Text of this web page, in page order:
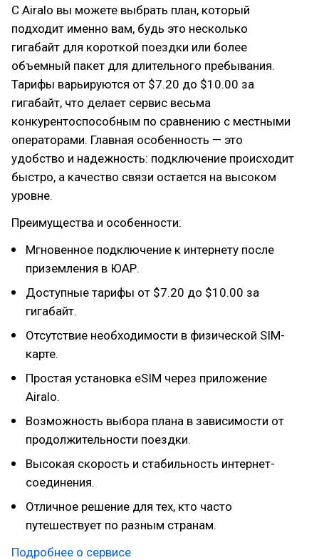
С Airalo вы можете выбрать план, который
подходит именно вам, будь это несколько
гигабайт для короткой поездки или более
объемный пакет для длительного пребывания.
Тарифы варьируются от $7.20 до $10.00 за
гигабайт, что делает сервис весьма
конкурентоспособным по сравнению с местными
операторами. Главная особенность — это
удобство и надежность: подключение происходит
быстро, а качество связи остается на высоком
уровне.
Преимущества и особенности:
Мгновенное подключение к интернету после
приземления в ЮАР.
Доступные тарифы от $7.20 до $10.00 за
гигабайт.
Отсутствие необходимости в физической SIM-
карте.
Простая установка eSIM через приложение
Airalo.
Возможность выбора плана в зависимости от
продолжительности поездки.
Высокая скорость и стабильность интернет-
соединения.
Отличное решение для тех, кто часто
путешествует по разным странам.
Подробнее о сервисе